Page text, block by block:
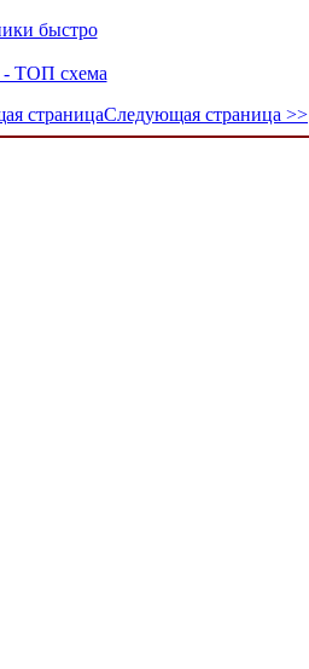
быстро
- ТОП схема
страницаСледующая страница >>